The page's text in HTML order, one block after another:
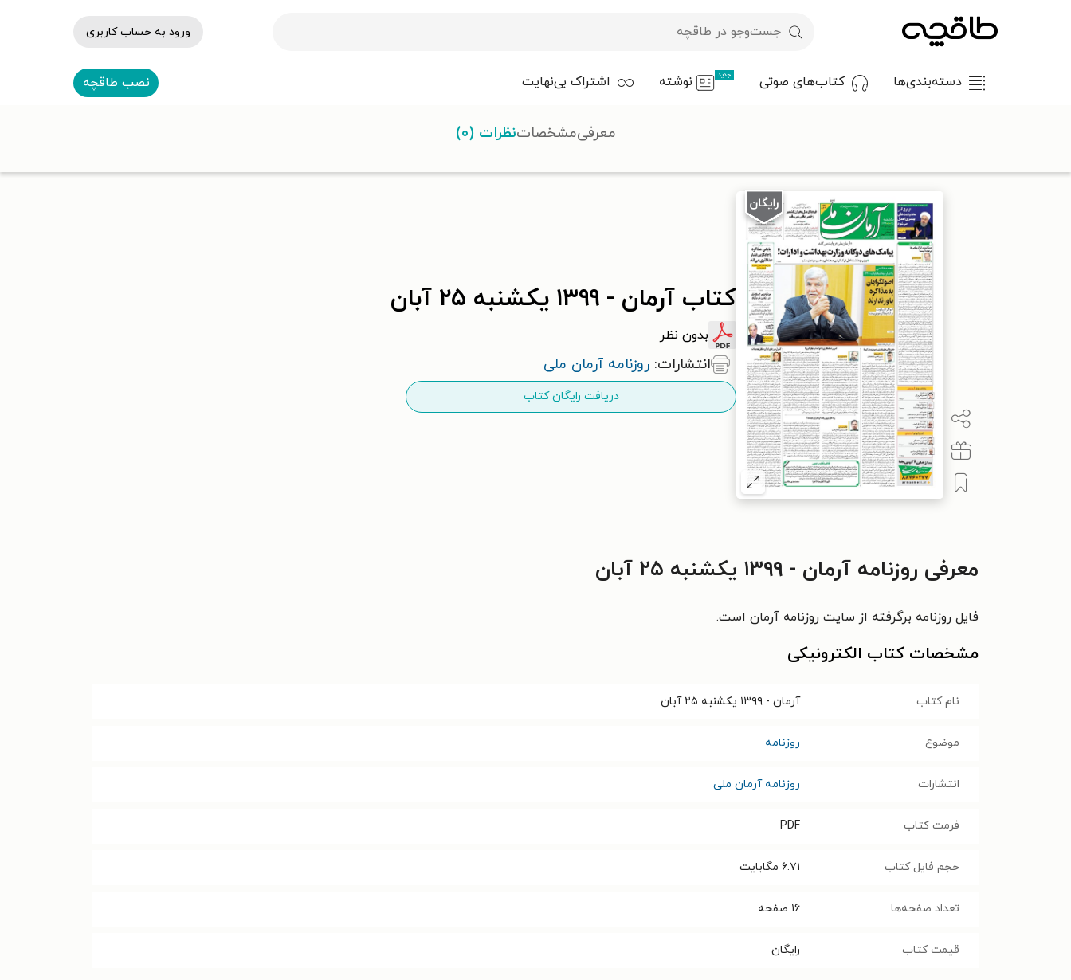
ورود به حساب کاربری
دسته‌بندی‌ها کتاب‌های صوتی جدید نوشته اشتراک بی‌نهایت نصب طاقچه
کتاب آرمان - ۱۳۹۹ يکشنبه ۲۵ آبان
بدون نظر
انتشارات: روزنامه آرمان ملی
دریافت رایگان کتاب
معرفیمشخصاتنظرات (۰)
معرفی روزنامه آرمان - ۱۳۹۹ يکشنبه ۲۵ آبان
فایل روزنامه برگرفته از سایت روزنامه آرمان است.
مشخصات کتاب الکترونیکی
نام کتاب آرمان - ۱۳۹۹ يکشنبه ۲۵ آبان
موضوع روزنامه
انتشارات روزنامه آرمان ملی
فرمت کتاب PDF
حجم فایل کتاب ۶.۷۱ مگابایت
تعداد صفحه‌ها ۱۶ صفحه
قیمت کتاب رایگان